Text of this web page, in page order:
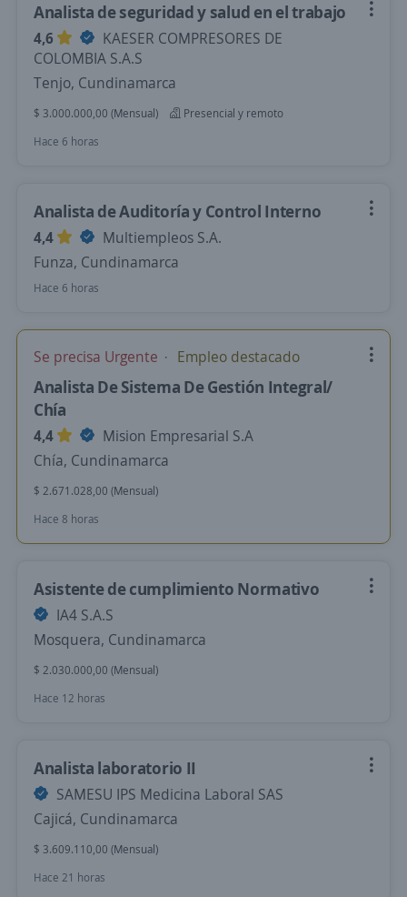
Analista de seguridad y salud en el trabajo
4,6
KAESER COMPRESORES DE
COLOMBIA S.A.S
Tenjo, Cundinamarca
$ 3.000.000,00 (Mensual)
Presencial y remoto
Hace 6 horas
Analista de Auditoría y Control Interno
4,4
Multiempleos S.A.
Funza, Cundinamarca
Hace 6 horas
Se precisa Urgente Empleo destacado
Analista De Sistema De Gestión Integral/
Chía
4,4
Mision Empresarial S.A
Chía, Cundinamarca
$ 2.671.028,00 (Mensual)
Hace 8 horas
Asistente de cumplimiento Normativo
IA4 S.A.S
Mosquera, Cundinamarca
$ 2.030.000,00 (Mensual)
Hace 12 horas
Analista laboratorio II
SAMESU IPS Medicina Laboral SAS
Cajicá, Cundinamarca
$ 3.609.110,00 (Mensual)
Hace 21 horas